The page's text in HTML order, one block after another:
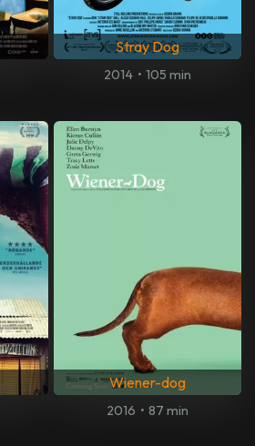
Stray Dog
2014 • 105 min
Wiener-dog
2016 • 87 min